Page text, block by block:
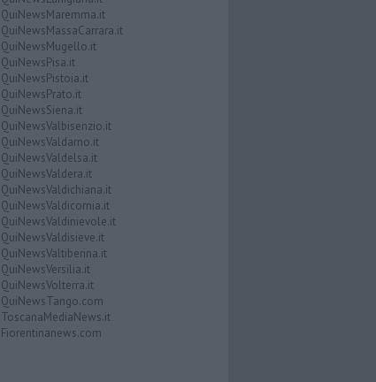
QuiNewsMaremma.it
QuiNewsMassaCarrara.it
QuiNewsMugello.it
QuiNewsPisa.it
QuiNewsPistoia.it
QuiNewsPrato.it
QuiNewsSiena.it
QuiNewsValbisenzio.it
QuiNewsValdarno.it
QuiNewsValdelsa.it
QuiNewsValdera.it
QuiNewsValdichiana.it
QuiNewsValdicornia.it
QuiNewsValdinievole.it
QuiNewsValdisieve.it
QuiNewsValtiberina.it
QuiNewsVersilia.it
QuiNewsVolterra.it
QuiNewsTango.com
ToscanaMediaNews.it
Fiorentinanews.com